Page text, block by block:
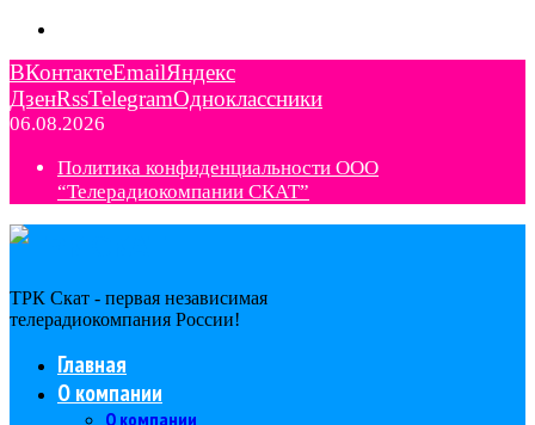
ВКонтактеEmailЯндекс
ДзенRssTelegramОдноклассники
06.08.2026
Политика конфиденциальности ООО
“Телерадиокомпании СКАТ”
ТРК Скат - первая независимая
телерадиокомпания Роcсии!
Главная
О компании
О компании